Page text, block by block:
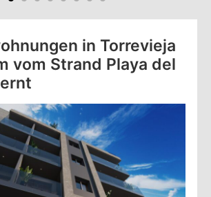
in Torrevieja
vom Strand Playa del